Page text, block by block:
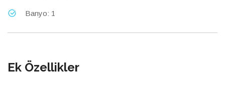
Banyo: 1
Ek Özellikler